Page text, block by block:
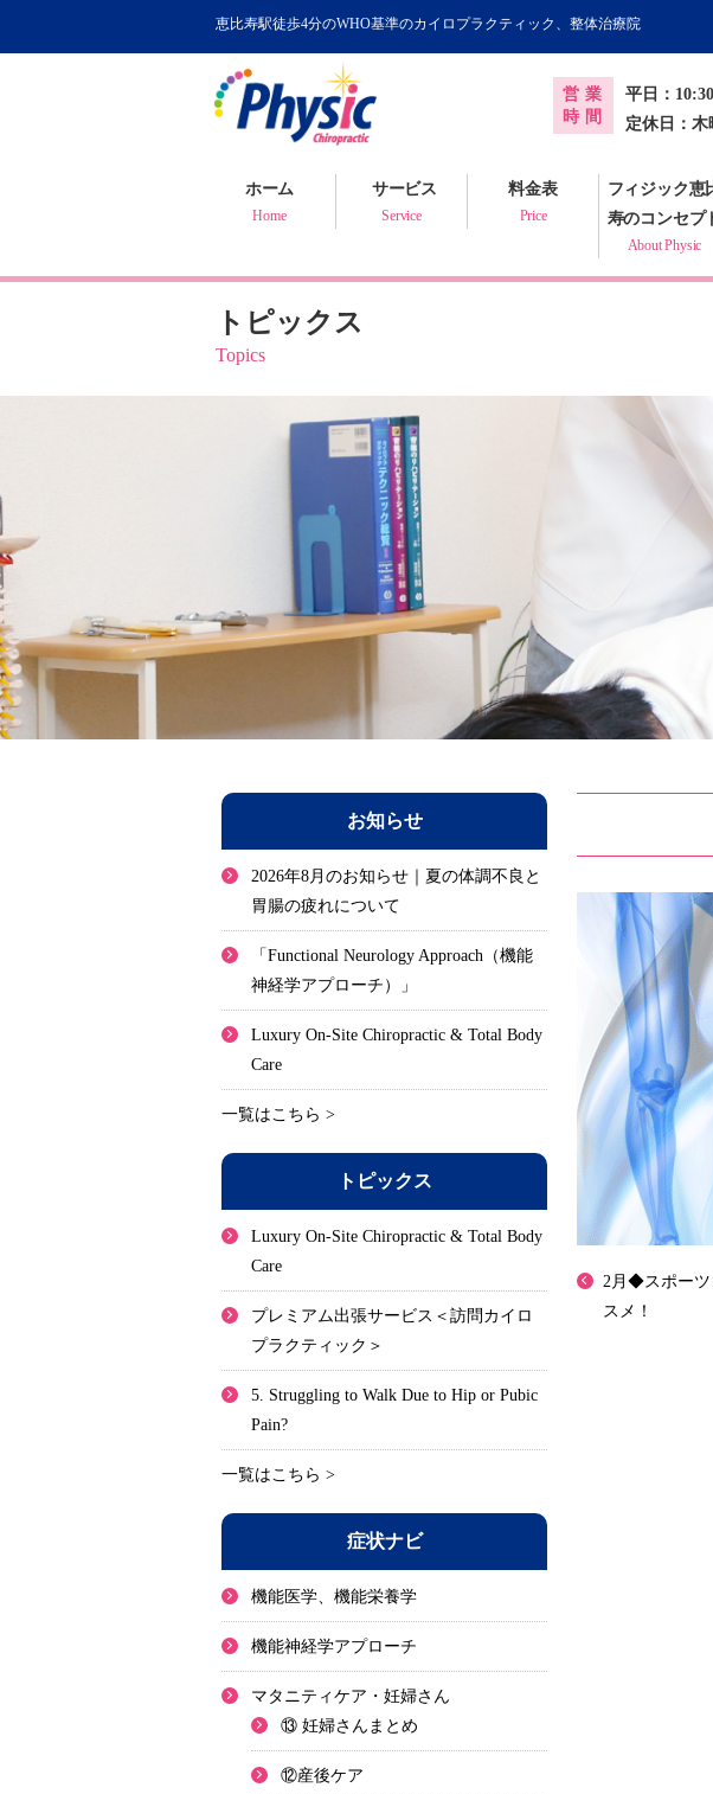
恵比寿駅徒歩4分のWHO基準のカイロプラクティック、整体治療院
営業
時間
平日：
定休日：木
ホーム
Home
サービス
Service
カイロプラクティック
WHOが認めるカイロプラクティック
健康判断・体質チェック
料金表
Price
フィジック恵
寿のコンセプ
About Physic
トピックス
Topics
2月◆スポーツ
スメ！
お知らせ
2026年8月のお知らせ｜夏の体調不良と
胃腸の疲れについて
「Functional Neurology Approach（機能
神経学アプローチ）」
Luxury On-Site Chiropractic & Total Body
Care
一覧はこちら >
トピックス
Luxury On-Site Chiropractic & Total Body
Care
プレミアム出張サービス＜訪問カイロ
プラクティック＞
5. Struggling to Walk Due to Hip or Pubic
Pain?
一覧はこちら >
症状ナビ
機能医学、機能栄養学
機能神経学アプローチ
マタニティケア・妊婦さん
⑬ 妊婦さんまとめ
⑫産後ケア